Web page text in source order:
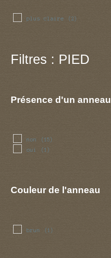
plus claire (2)
Filtres : PIED
Présence d'un anneau
non (15)
oui (1)
Couleur de l'anneau
brun (1)